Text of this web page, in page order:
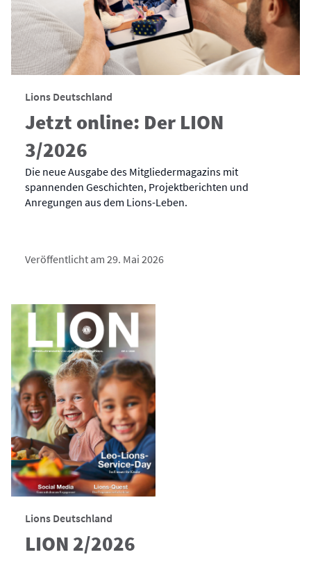
Lions Deutschland
Jetzt online: Der LION
3/2026
Die neue Ausgabe des Mitgliedermagazins mit
spannenden Geschichten, Projektberichten und
Anregungen aus dem Lions-Leben.
Veröffentlicht am 29. Mai 2026
Lions Deutschland
LION 2/2026